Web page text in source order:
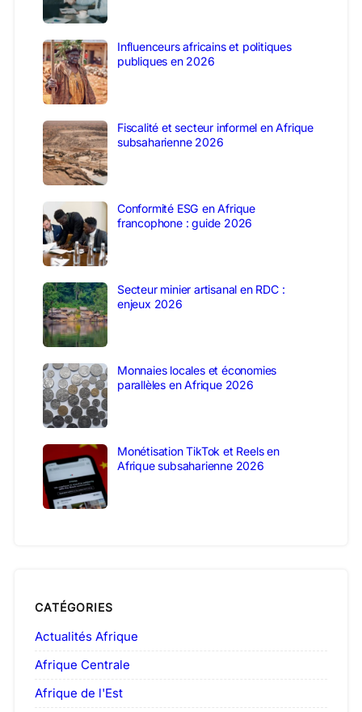
Influenceurs africains et politiques
publiques en 2026
Fiscalité et secteur informel en Afrique
subsaharienne 2026
Conformité ESG en Afrique
francophone : guide 2026
Secteur minier artisanal en RDC :
enjeux 2026
Monnaies locales et économies
parallèles en Afrique 2026
Monétisation TikTok et Reels en
Afrique subsaharienne 2026
CATÉGORIES
Actualités Afrique
Afrique Centrale
Afrique de l'Est